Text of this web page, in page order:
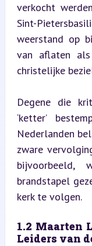
verkocht
Sint-
weerstand op
van aflaten
christelijke
Degene die
‘ketter’
Nederlanden
zware
bijvoorbeeld,
brandstapel
kerk te volgen.
1.2 Maarten
Leiders van